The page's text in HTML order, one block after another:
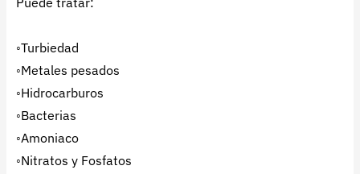
◦Turbiedad
◦Metales pesados
◦Hidrocarburos
◦Bacterias
◦Amoniaco
◦Nitratos y Fosfatos